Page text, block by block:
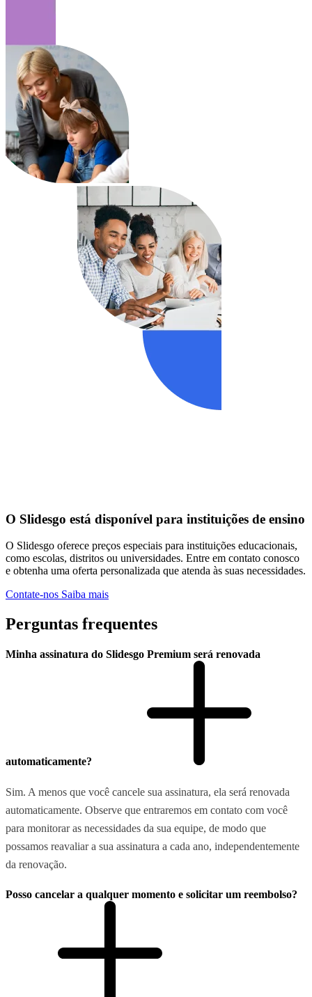
O Slidesgo está disponível para instituições de ensino
O Slidesgo oferece preços especiais para instituições educacionais,
como escolas, distritos ou universidades. Entre em contato conosco
e obtenha uma oferta personalizada que atenda às suas necessidades.
Contate-nos Saiba mais
Perguntas frequentes
Minha assinatura do Slidesgo Premium será renovada
automaticamente?
Sim. A menos que você cancele sua assinatura, ela será renovada
automaticamente. Observe que entraremos em contato com você
para monitorar as necessidades da sua equipe, de modo que
possamos reavaliar a sua assinatura a cada ano, independentemente
da renovação.
Posso cancelar a qualquer momento e solicitar um reembolso?